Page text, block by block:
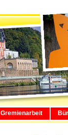
Gremienarbeit